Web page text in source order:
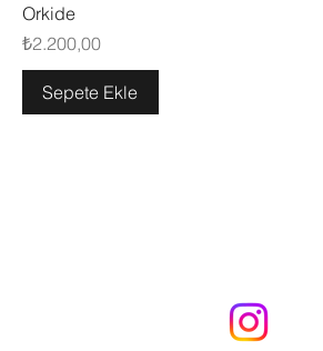
Orkide
Fiyat
₺2.200,00
Sepete Ekle